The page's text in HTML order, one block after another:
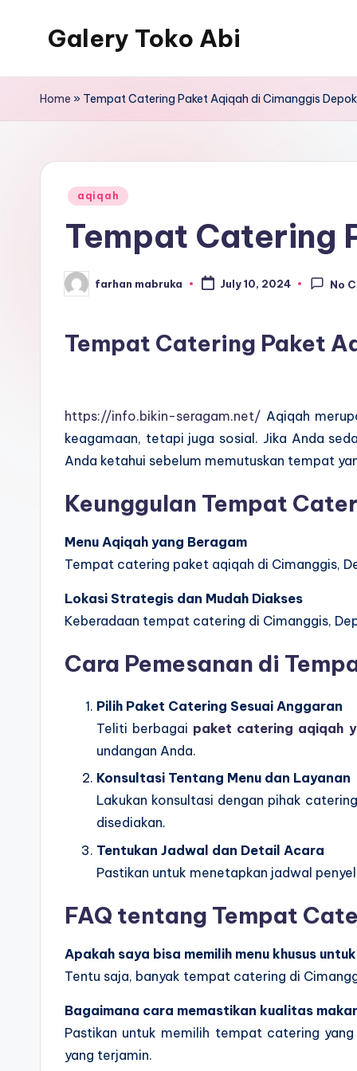
Galery Toko Abi
Home » Tempat Catering Paket Aqiqah di Cimanggis Depok
Posted
aqiqah
Tempat Catering
Posted
by
farhan mabruka July 10, 2024 No
Tempat Catering Paket
https://info.bikin-seragam.net/ Aqiqah
keagamaan, tetapi juga sosial. Jika Anda
Anda ketahui sebelum memutuskan tempat
Keunggulan Tempat
Menu Aqiqah yang Beragam
Tempat catering paket aqiqah di Cimanggis,
Lokasi Strategis dan Mudah Diakses
Keberadaan tempat catering di Cimanggis,
Cara Pemesanan di
Pilih Paket Catering Sesuai Anggaran
Teliti berbagai paket catering aqiqah
undangan Anda.
Konsultasi Tentang Menu dan Layanan
Lakukan konsultasi dengan pihak
disediakan.
Tentukan Jadwal dan Detail Acara
Pastikan untuk menetapkan jadwal
FAQ tentang Tempat
Apakah saya bisa memilih menu khusus
Tentu saja, banyak tempat catering di
Bagaimana cara memastikan kualitas
Pastikan untuk memilih tempat catering
yang terjamin.